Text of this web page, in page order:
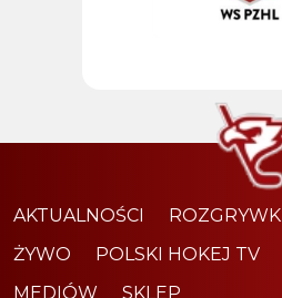
AKTUALNOŚCI ROZGRYWKI
ŻYWO
POLSKI HOKEJ TV
MEDIÓW
SKLEP